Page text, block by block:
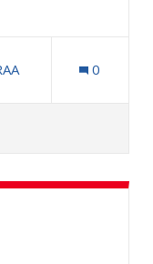
ja luonto
0